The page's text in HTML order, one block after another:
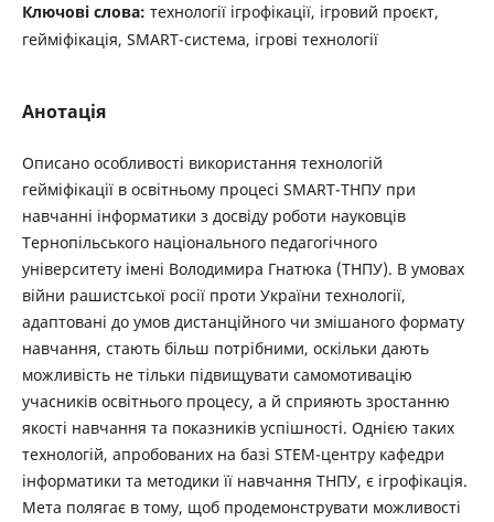
Ключові слова: технології ігрофікації, ігровий проєкт,
гейміфікація, SMART-система, ігрові технології
Анотація
Описано особливості використання технологій
гейміфікації в освітньому процесі SMART-ТНПУ при
навчанні інформатики з досвіду роботи науковців
Тернопільського національного педагогічного
університету імені Володимира Гнатюка (ТНПУ). В умовах
війни рашистської росії проти України технології,
адаптовані до умов дистанційного чи змішаного формату
навчання, стають більш потрібними, оскільки дають
можливість не тільки підвищувати самомотивацію
учасників освітнього процесу, а й сприяють зростанню
якості навчання та показників успішності. Однією таких
технологій, апробованих на базі STEM-центру кафедри
інформатики та методики її навчання ТНПУ, є ігрофікація.
Мета полягає в тому, щоб продемонструвати можливості